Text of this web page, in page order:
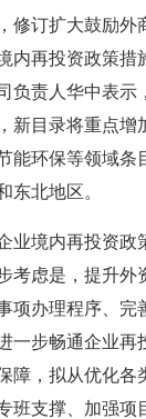
修订扩大鼓励外
内再投资政策措
负责人华中表示
新目录将重点增
能环保等领域条
东北地区。
业境内再投资政
考虑是，提升外
项办理程序、完
一步畅通企业再
障，拟从优化各
班支撑、加强项